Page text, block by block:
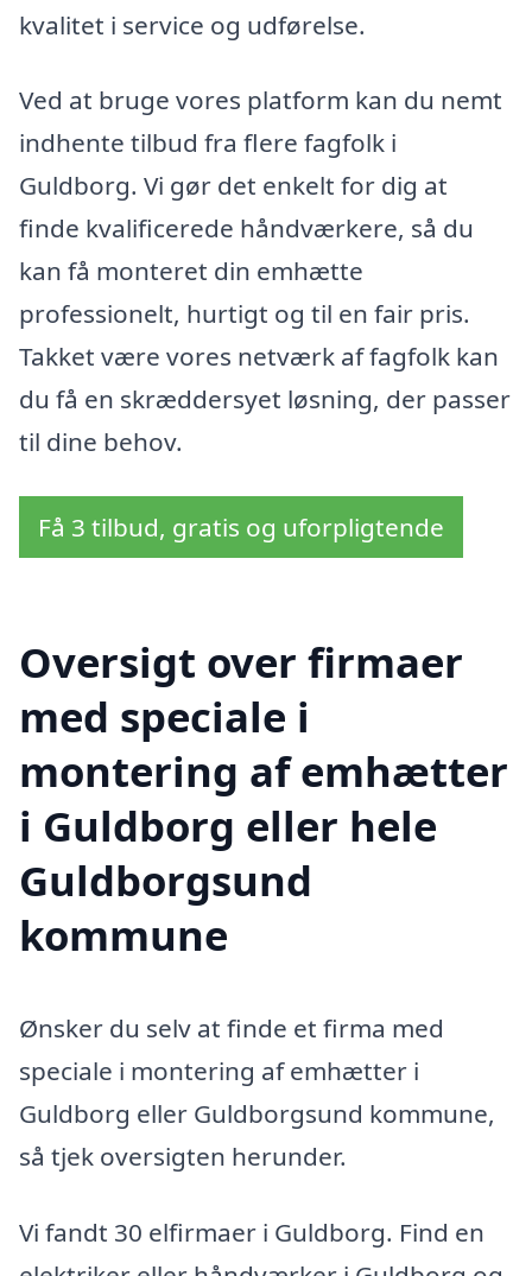
kvalitet i service og udførelse.
Ved at bruge vores platform kan du nemt
indhente tilbud fra flere fagfolk i
Guldborg. Vi gør det enkelt for dig at
finde kvalificerede håndværkere, så du
kan få monteret din emhætte
professionelt, hurtigt og til en fair pris.
Takket være vores netværk af fagfolk kan
du få en skræddersyet løsning, der passer
til dine behov.
Få 3 tilbud, gratis og uforpligtende
Oversigt over firmaer
med speciale i
montering af emhætter
i Guldborg eller hele
Guldborgsund
kommune
Ønsker du selv at finde et firma med
speciale i montering af emhætter i
Guldborg eller Guldborgsund kommune,
så tjek oversigten herunder.
Vi fandt 30 elfirmaer i Guldborg. Find en